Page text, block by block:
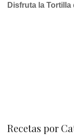
Disfruta la
Recetas por